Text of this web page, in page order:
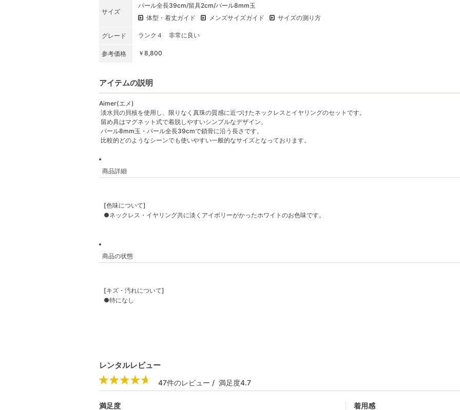
サイズ
パール全長39cm/留具2cm/パール8mm玉
体型・着丈ガイド
メンズサイズガイド サイズの測り方
グレード ランク４ 非常に良い
参考価格 ￥8,800
アイテムの説明
Aimer(エメ)
淡水貝の貝核を使用し、限りなく真珠の質感に近づけたネックレスとイヤリングのセットです。
留め具はマグネット式で着脱しやすいシンプルなデザイン。
パール8mm玉・パール全長39cmで鎖骨に沿う長さです。
比較的どのようなシーンでも使いやすい一般的なサイズとなっております。
商品詳細
[色味について]
●ネックレス・イヤリング共に淡くアイボリーがかったホワイトのお色味です。
商品の状態
[キズ・汚れについて]
●特になし
レンタルレビュー
47件のレビュー / 満足度4.7
満足度 着用感